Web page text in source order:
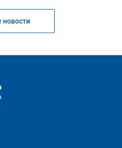
новости